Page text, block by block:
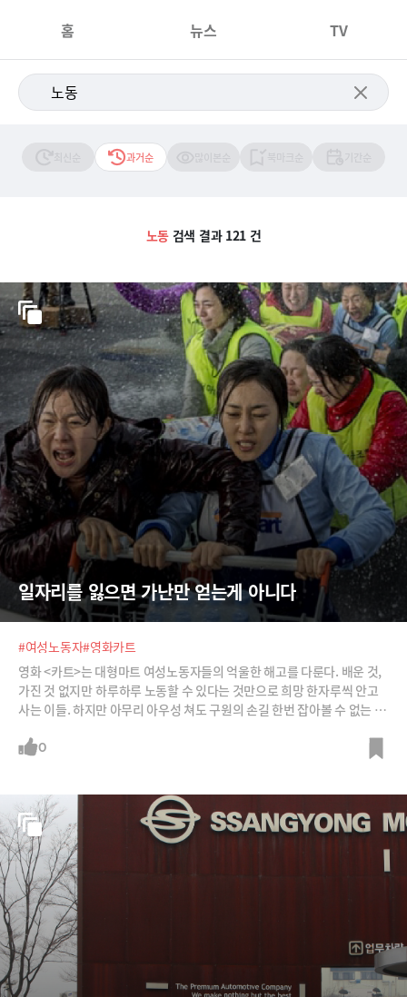
홈 뉴스 TV
과거순
노동 검색 결과 121 건
일자리를 잃으면 가난만 얻는게 아니다
#여성노동자#영화카트
영화 <카트>는 대형마트 여성노동자들의 억울한 해고를 다룬다. 배운 것,
가진 것 없지만 하루하루 노동할 수 있다는 것만으로 희망 한자루씩 안고
사는 이들. 하지만 아무리 아우성 쳐도 구원의 손길 한번 잡아볼 수 없는 현
0